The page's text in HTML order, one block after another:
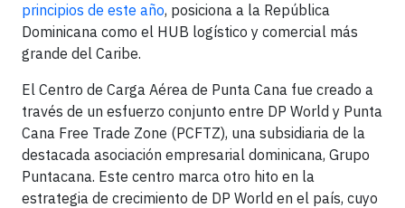
principios de este año, posiciona a la República
Dominicana como el HUB logístico y comercial más
grande del Caribe.
El Centro de Carga Aérea de Punta Cana fue creado a
través de un esfuerzo conjunto entre DP World y Punta
Cana Free Trade Zone (PCFTZ), una subsidiaria de la
destacada asociación empresarial dominicana, Grupo
Puntacana. Este centro marca otro hito en la
estrategia de crecimiento de DP World en el país, cuyo